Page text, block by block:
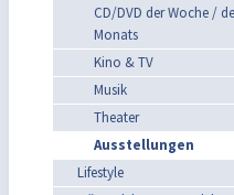
CD/DVD der Woche /
Monats
Kino & TV
Musik
Theater
Ausstellungen
Lifestyle